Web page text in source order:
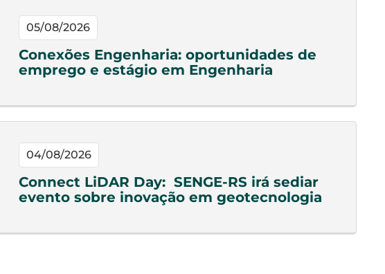
05/08/2026
Conexões Engenharia: oportunidades de
emprego e estágio em Engenharia
04/08/2026
Connect LiDAR Day: SENGE-RS irá sediar
evento sobre inovação em geotecnologia